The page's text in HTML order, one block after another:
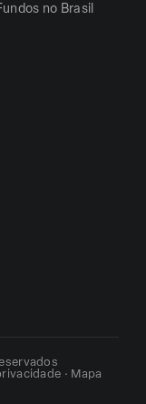
no Brasil
· Mapa